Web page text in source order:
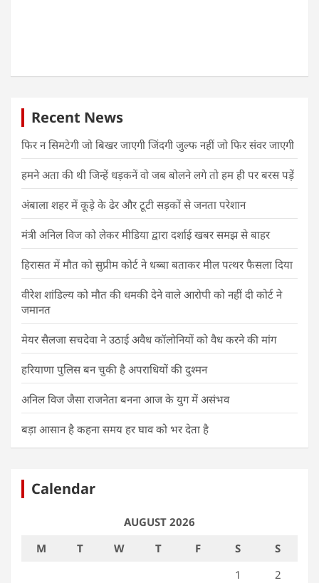
Recent News
फिर न सिमटेगी जो बिखर जाएगी जिंदगी जुल्फ नहीं जो फिर संवर जाएगी
हमने अता की थी जिन्हें धड़कनें वो जब बोलने लगे तो हम ही पर बरस पड़ें
अंबाला शहर में कूड़े के ढेर और टूटी सड़कों से जनता परेशान
मंत्री अनिल विज को लेकर मीडिया द्वारा दर्शाई खबर समझ से बाहर
हिरासत में मौत को सुप्रीम कोर्ट ने धब्बा बताकर मील पत्थर फैसला दिया
वीरेश शांडिल्य को मौत की धमकी देने वाले आरोपी को नहीं दी कोर्ट ने
जमानत
मेयर सैलजा सचदेवा ने उठाई अवैध कॉलोनियों को वैध करने की मांग
हरियाणा पुलिस बन चुकी है अपराधियों की दुश्मन
अनिल विज जैसा राजनेता बनना आज के युग में असंभव
बड़ा आसान है कहना समय हर घाव को भर देता है
Calendar
AUGUST 2026
M
T W T F S
S
1
2